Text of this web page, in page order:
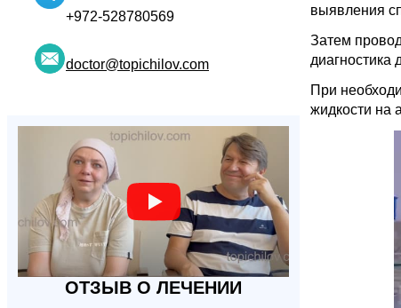
+972-528780569
doctor@topichilov.com
ОТЗЫВ О ЛЕЧЕНИИ
выявления
Затем
диагностика
При
жидкости на